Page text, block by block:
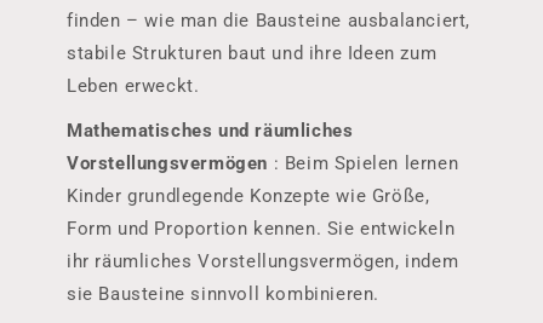
finden – wie man die Bausteine ​​ausbalanciert,
stabile Strukturen baut und ihre Ideen zum
Leben erweckt.
Mathematisches und räumliches
Vorstellungsvermögen : Beim Spielen lernen
Kinder grundlegende Konzepte wie Größe,
Form und Proportion kennen. Sie entwickeln
ihr räumliches Vorstellungsvermögen, indem
sie Bausteine ​​sinnvoll kombinieren.